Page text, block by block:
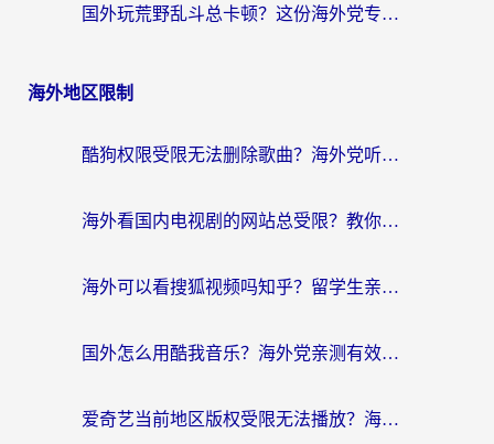
国外玩荒野乱斗总卡顿？这份海外党专属的国服游戏加速攻略请收好
海外地区限制
酷狗权限受限无法删除歌曲？海外党听国内音乐的终极解决方案来了
海外看国内电视剧的网站总受限？教你选对回国加速器，轻松追热剧
海外可以看搜狐视频吗知乎？留学生亲测有效的回国加速器选择指南
国外怎么用酷我音乐？海外党亲测有效的回国加速方案，附千千音乐中文歌收听指南
爱奇艺当前地区版权受限无法播放？海外党追剧看电影的终极解决方案来了